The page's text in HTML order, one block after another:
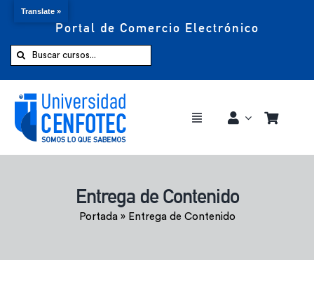
Portal de Comercio Electrónico
Buscar:
Toggle
Comprar ahora
Entrega de Contenido
Portada» Entrega de Contenido
Translate »